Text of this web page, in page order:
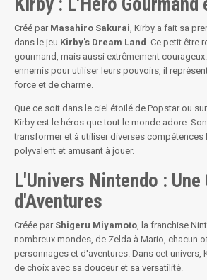
Créé par Masahiro Sakurai, Kirby a fait sa
dans le jeu Kirby's Dream Land . Ce petit être
gourmand, mais aussi extrêmement
ennemis pour utiliser leurs pouvoirs, il
force et de charme.
Que ce soit dans le ciel étoilé de Popstar ou
Kirby est le héros que tout le monde adore.
transformer et à utiliser diverses compétences
polyvalent et amusant à jouer.
L'Univers Nintendo : Une
d'Aventures
Créée par Shigeru Miyamoto, la franchise
nombreux mondes, de Zelda à Mario, chacun
personnages et d'aventures. Dans cet univers,
de choix avec sa douceur et sa versatilité.